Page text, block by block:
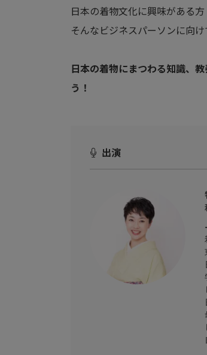
日本の着物文化に興味がある方
そんなビジネスパーソンに向け
日本の着物にまつわる知識、
う！
出演